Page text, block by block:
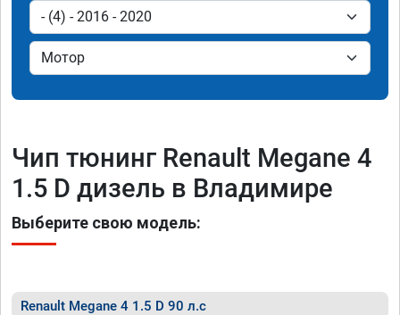
Чип тюнинг Renault Megane 4
1.5 D дизель в Владимире
Выберите свою модель:
Renault Megane 4 1.5 D 90 л.с